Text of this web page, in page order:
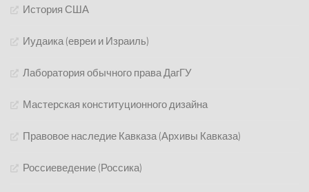
История США
Иудаика (евреи и Израиль)
Лаборатория обычного права ДагГУ
Мастерская конституционного дизайна
Правовое наследие Кавказа (Архивы Кавказа)
Россиеведение (Россика)